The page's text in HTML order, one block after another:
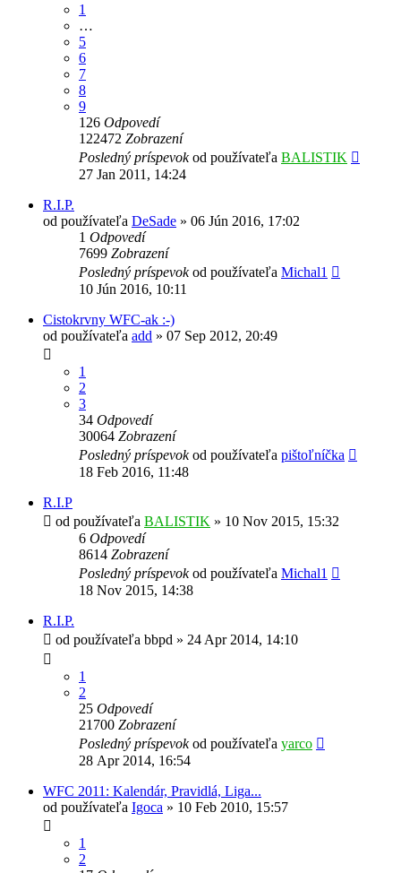
1
…
5
6
7
8
9
126 Odpovedí
122472 Zobrazení
Posledný príspevokod používateľa BALISTIK
27 Jan 2011, 14:24
R.I.P.
od používateľa DeSade » 06 Jún 2016, 17:02
1 Odpovedí
7699 Zobrazení
Posledný príspevokod používateľa Michal1
10 Jún 2016, 10:11
Cistokrvny WFC-ak :-)
od používateľa add » 07 Sep 2012, 20:49
1
2
3
34 Odpovedí
30064 Zobrazení
Posledný príspevokod používateľa pištoľníčka
18 Feb 2016, 11:48
R.I.P
od používateľa BALISTIK » 10 Nov 2015, 15:32
6 Odpovedí
8614 Zobrazení
Posledný príspevokod používateľa Michal1
18 Nov 2015, 14:38
R.I.P.
od používateľa bbpd » 24 Apr 2014, 14:10
1
2
25 Odpovedí
21700 Zobrazení
Posledný príspevokod používateľa yarco
28 Apr 2014, 16:54
WFC 2011: Kalendár, Pravidlá, Liga...
od používateľa Igoca » 10 Feb 2010, 15:57
1
2